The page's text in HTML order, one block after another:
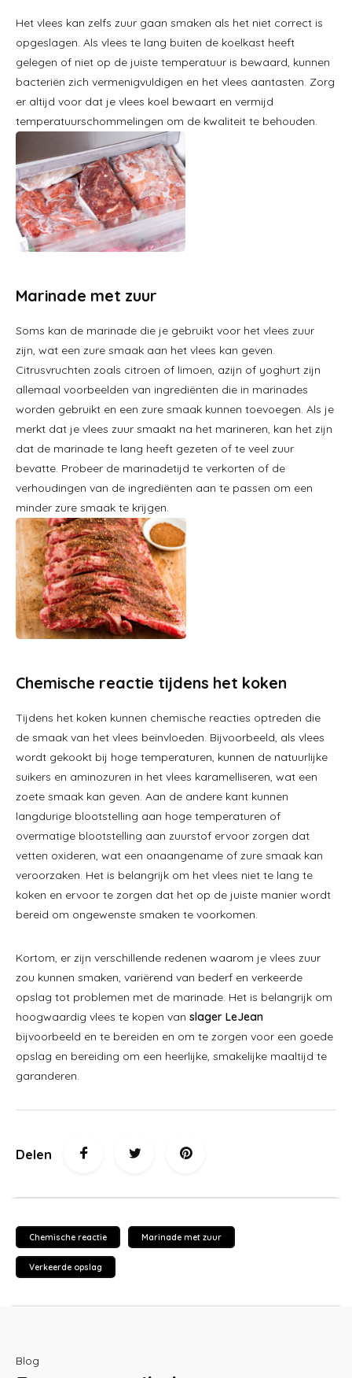
Het vlees kan zelfs zuur gaan smaken als het niet correct is
opgeslagen. Als vlees te lang buiten de koelkast heeft
gelegen of niet op de juiste temperatuur is bewaard, kunnen
bacteriën zich vermenigvuldigen en het vlees aantasten. Zorg
er altijd voor dat je vlees koel bewaart en vermijd
temperatuurschommelingen om de kwaliteit te behouden.
Marinade met zuur
Soms kan de marinade die je gebruikt voor het vlees zuur
zijn, wat een zure smaak aan het vlees kan geven.
Citrusvruchten zoals citroen of limoen, azijn of yoghurt zijn
allemaal voorbeelden van ingrediënten die in marinades
worden gebruikt en een zure smaak kunnen toevoegen. Als je
merkt dat je vlees zuur smaakt na het marineren, kan het zijn
dat de marinade te lang heeft gezeten of te veel zuur
bevatte. Probeer de marinadetijd te verkorten of de
verhoudingen van de ingrediënten aan te passen om een
minder zure smaak te krijgen.
Chemische reactie tijdens het koken
Tijdens het koken kunnen chemische reacties optreden die
de smaak van het vlees beïnvloeden. Bijvoorbeeld, als vlees
wordt gekookt bij hoge temperaturen, kunnen de natuurlijke
suikers en aminozuren in het vlees karamelliseren, wat een
zoete smaak kan geven. Aan de andere kant kunnen
langdurige blootstelling aan hoge temperaturen of
overmatige blootstelling aan zuurstof ervoor zorgen dat
vetten oxideren, wat een onaangename of zure smaak kan
veroorzaken. Het is belangrijk om het vlees niet te lang te
koken en ervoor te zorgen dat het op de juiste manier wordt
bereid om ongewenste smaken te voorkomen.
Kortom, er zijn verschillende redenen waarom je vlees zuur
zou kunnen smaken, variërend van bederf en verkeerde
opslag tot problemen met de marinade. Het is belangrijk om
hoogwaardig vlees te kopen van slager LeJean
bijvoorbeeld en te bereiden en om te zorgen voor een goede
opslag en bereiding om een heerlijke, smakelijke maaltijd te
garanderen.
Delen
Chemische reactie Marinade met zuur
Verkeerde opslag
Blog